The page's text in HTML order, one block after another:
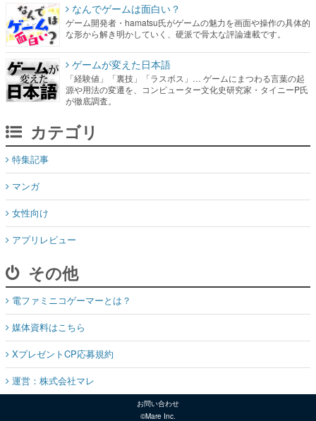
なんでゲームは面白い？
ゲーム開発者・hamatsu氏がゲームの魅力を画面や操作の具体的
な形から解き明かしていく、硬派で骨太な評論連載です。
ゲームが変えた日本語
「経験値」「裏技」「ラスボス」… ゲームにまつわる言葉の起
源や用法の変遷を、コンピューター文化史研究家・タイニーP氏
が徹底調査。
カテゴリ
特集記事
マンガ
女性向け
アプリレビュー
その他
電ファミニコゲーマーとは？
媒体資料はこちら
XプレゼントCP応募規約
運営：株式会社マレ
お問い合わせ
©Mare Inc.